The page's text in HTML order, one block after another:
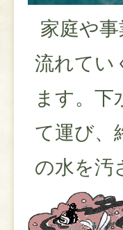
家庭や
流れてい
ます。下
て運び、
の水を汚